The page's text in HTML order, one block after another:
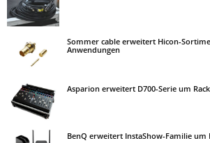
Sommer cable erweitert Hicon-
Anwendungen
Asparion erweitert D700-Serie um
BenQ erweitert InstaShow-Familie um